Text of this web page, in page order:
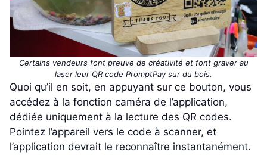
Certains vendeurs font preuve de créativité et font graver au
laser leur QR code PromptPay sur du bois.
Quoi qu’il en soit, en appuyant sur ce bouton, vous
accédez à la fonction caméra de l’application,
dédiée uniquement à la lecture des QR codes.
Pointez l’appareil vers le code à scanner, et
l’application devrait le reconnaître instantanément.